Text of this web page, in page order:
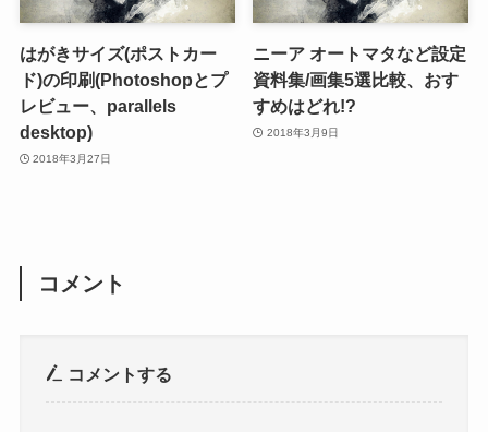
はがきサイズ(ポストカー
ド)の印刷(Photoshopとプ
レビュー、parallels
desktop)
2018年3月27日
ニーア オートマタなど設定
資料集/画集5選比較、おす
すめはどれ!?
2018年3月9日
コメント
コメントする